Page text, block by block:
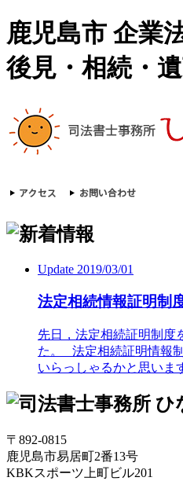
鹿児島市 企業
後見・相続・
Update 2019/03/01
法定相続情報証明制
先日，法定相続証明制度
た。 法定相続証明情報
いらっしゃるかと思いま
〒892-0815
鹿児島市易居町2番13号
KBKスポーツ上町ビル201